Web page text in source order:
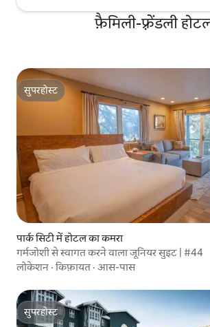
फ़ैमिली-फ़्रेंडली
सुपरहोस्ट
सुपरहोस्ट
पार्क सिटी में होटल का कमरा
गर्मजोशी से स्वागत करने वाला जूनियर सुइट | #44
लोकेशन ·किफ़ायत · आस-पास
सुपरहोस्ट
सुपरहोस्ट